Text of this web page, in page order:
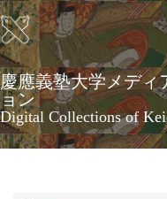
Skip
to
main
content
慶應義塾大学メディ
ョン
Digital Collections of